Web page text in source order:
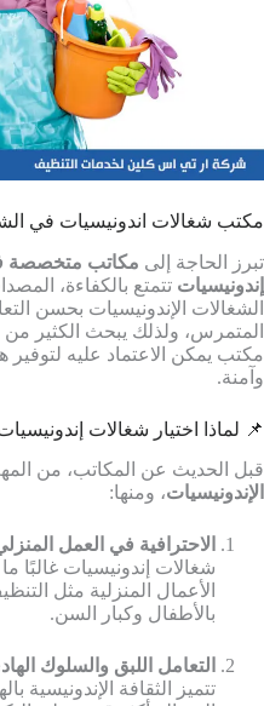
مكتب شغالات اندونيسيات في
تبرز الحاجة إلى مكاتب متخصصة
إندونيسيات تتمتع بالكفاءة،
الشغالات الإندونيسيات بحسن
المتمرس، ولذلك يبحث الكثير
مكتب يمكن الاعتماد عليه لتوفير
وآمنة.
📌 لماذا اختيار شغالات
قبل الحديث عن المكاتب، من
الإندونيسيات، ومنها:
الاحترافية في العمل
شغالات إندونيسيات غالبًا
الأعمال المنزلية مثل
بالأطفال وكبار السن.
التعامل اللبق والسلوك
تتميز الثقافة الإندونيسية